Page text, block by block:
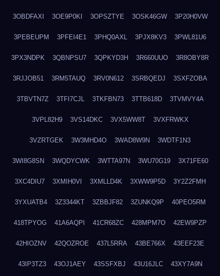
3OBDFAXI 3OE9P0KI 3OPSZTYE 3OSK46GW 3P20H0VW
3PEBEUPM 3PFEI4E1 3PHQ0AXL 3PJX8KV3 3PWL81U6
3PX3NDPK 3QBNPSU7 3QPKYD3H 3R660UUO 3R8OBY8R
3RJJOB51 3RM5TAUQ 3RV0N612 3SRBQEDJ 3SXFZOBA
3TBVTN7Z 3TFI7CJL 3TKFBN73 3TTB618D 3TVMVY4A
3VPL82H9 3VS14DKC 3VX5WW8T 3VXFRWKX
3VZRTGEK 3W3MHD4O 3WAD8W9N 3WDTF1N3
3WI8G8SN 3WQDYCWK 3WTTA97N 3WU70G19 3X71FE60
3XC4DIU7 3XMIH0VI 3XMLLD4K 3XWW9P5D 3Y2Z2FMH
3YXUATB4 3Z3344KT 3ZBBJF82 3ZUNKQ9P 40PEO5RM
418TPYOG 41A6AQPI 41CR68ZC 428MPM7O 42EW9PZP
42HIOZNV 42QOZROE 437L5RRA 43BE766X 43EEF23E
43IP3TZ3 43OJ1AEY 43SSFXBJ 43U16JLC 43XY7A9N